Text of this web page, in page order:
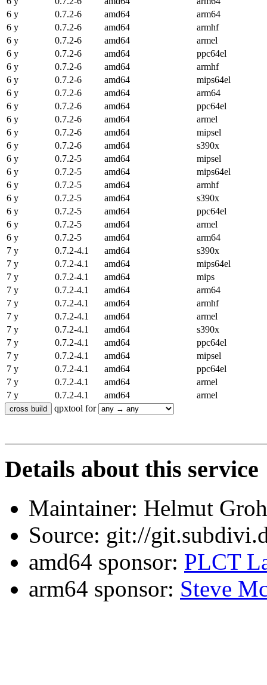
6 y
0.7.2-6 amd64
arm64
6 y
0.7.2-6 amd64
armhf
6 y
0.7.2-6 amd64
armel
6 y
0.7.2-6 amd64
ppc64el
6 y
0.7.2-6 amd64
armhf
6 y
0.7.2-6 amd64
mips64el
6 y
0.7.2-6 amd64
arm64
6 y
0.7.2-6 amd64
ppc64el
6 y
0.7.2-6 amd64
armel
6 y
0.7.2-6 amd64
mipsel
6 y
0.7.2-6 amd64
s390x
6 y
0.7.2-5 amd64
mipsel
6 y
0.7.2-5 amd64
mips64el
6 y
0.7.2-5 amd64
armhf
6 y
0.7.2-5 amd64
s390x
6 y
0.7.2-5 amd64
ppc64el
6 y
0.7.2-5 amd64
armel
6 y
0.7.2-5 amd64
arm64
7 y
0.7.2-4.1 amd64
s390x
7 y
0.7.2-4.1 amd64
mips64el
7 y
0.7.2-4.1 amd64
mips
7 y
0.7.2-4.1 amd64
arm64
7 y
0.7.2-4.1 amd64
armhf
7 y
0.7.2-4.1 amd64
armel
7 y
0.7.2-4.1 amd64
s390x
7 y
0.7.2-4.1 amd64
ppc64el
7 y
0.7.2-4.1 amd64
mipsel
7 y
0.7.2-4.1 amd64
ppc64el
7 y
0.7.2-4.1 amd64
armel
7 y
0.7.2-4.1 amd64
armel
qpxtool for
Details about this service
Maintainer: Helmut
Source: git://
amd64 sponsor: PLCT
arm64 sponsor: Steve